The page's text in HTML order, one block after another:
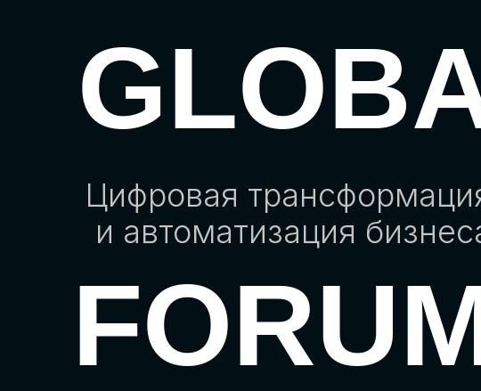
Цифровая
и автоматизация